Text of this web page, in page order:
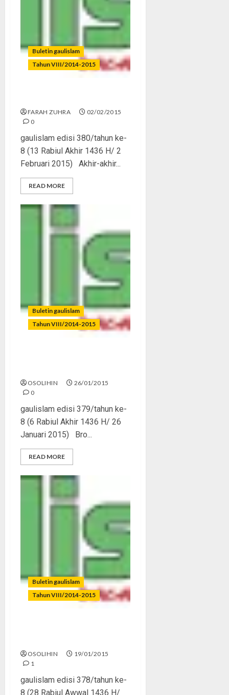
Buletin gaulislam
Tahun VIII/2014-2015
FARAH ZUHRA
02/02/2015
0
gaulislam edisi 380/tahun ke-
8 (13 Rabiul Akhir 1436 H/ 2
Februari 2015) Akhir-akhir...
READ MORE
Buletin gaulislam
Tahun VIII/2014-2015
OSOLIHIN
26/01/2015
0
gaulislam edisi 379/tahun ke-
8 (6 Rabiul Akhir 1436 H/ 26
Januari 2015) Bro...
READ MORE
Buletin gaulislam
Tahun VIII/2014-2015
OSOLIHIN
19/01/2015
1
gaulislam edisi 378/tahun ke-
8 (28 Rabiul Awwal 1436 H/